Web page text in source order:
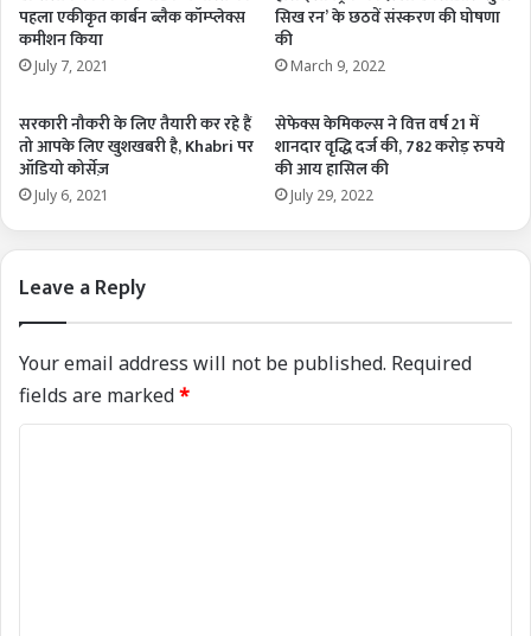
पहला एकीकृत कार्बन ब्लैक कॉम्प्लेक्स
कमीशन किया
July 7, 2021
सिख रन’ के छठवें संस्करण की घोषणा
की
March 9, 2022
सरकारी नौकरी के लिए तैयारी कर रहे हैं
तो आपके लिए खुशखबरी है, Khabri पर
ऑडियो कोर्सेज़
July 6, 2021
सेफेक्स केमिकल्स ने वित्त वर्ष 21 में
शानदार वृद्धि दर्ज की, 782 करोड़ रुपये
की आय हासिल की
July 29, 2022
Leave a Reply
Your email address will not be published. Required
fields are marked*